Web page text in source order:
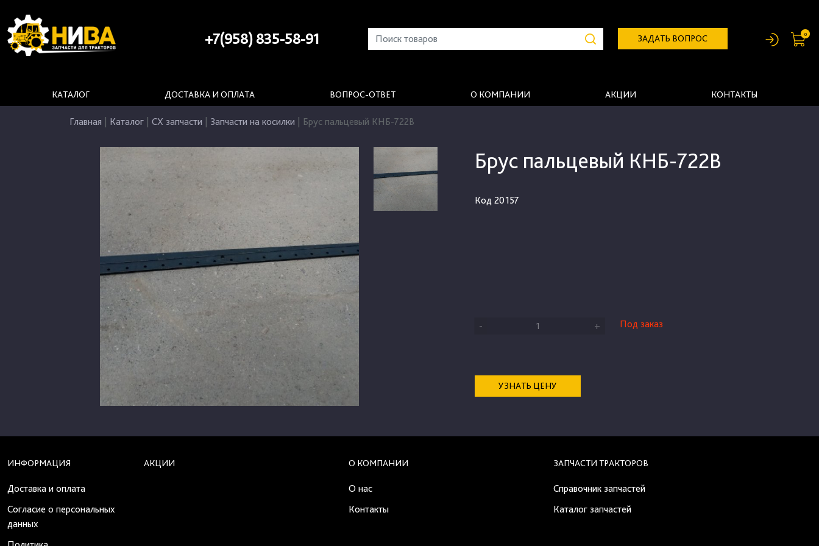
+7(958) 835-58-91 ЗАДАТЬ ВОПРОС 0
КАТАЛОГ ДОСТАВКА И ОПЛАТА ВОПРОС-ОТВЕТ О КОМПАНИИ АКЦИИ КОНТАКТЫ
Главная Каталог СХ запчасти Запчасти на косилки Брус пальцевый КНБ-722В
Брус пальцевый КНБ-722В
Код 20157
- + Под заказ
УЗНАТЬ ЦЕНУ
ИНФОРМАЦИЯ
Доставка и оплата
Согласие о персональных
данных
АКЦИИ О КОМПАНИИ
О нас
Контакты
ЗАПЧАСТИ ТРАКТОРОВ
Справочник запчастей
Каталог запчастей